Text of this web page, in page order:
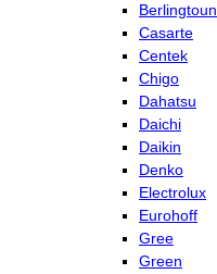
Berlingtoun
Casarte
Centek
Chigo
Dahatsu
Daichi
Daikin
Denko
Electrolux
Eurohoff
Gree
Green